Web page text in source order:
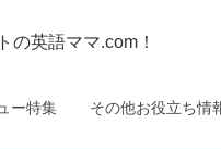
の英語ママ.com！
ー特集 その他お役立ち情